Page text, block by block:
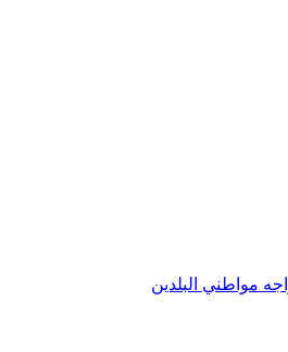
مواطني البلدين